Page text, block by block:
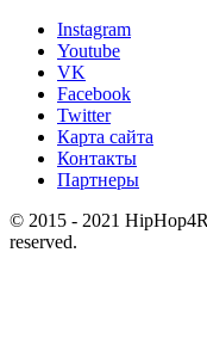
Instagram
Youtube
VK
Facebook
Twitter
Карта сайта
Контакты
Партнеры
© 2015 - 2021
reserved.